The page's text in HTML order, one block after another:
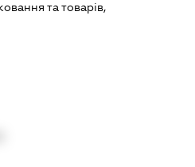
та товарів,